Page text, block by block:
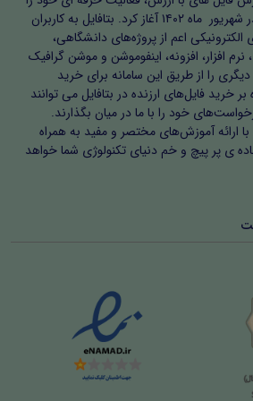
نمی آورد.
– عَنْهَا الغیاهب والإمْلَاقُ والعَدَمُ
حتى انکشفت عنهم الظلمات و
و أصبح عیشهم کریماً طیباً.
رخت بربسته و. زندگیشان رو به رفاه و
– إلى مکــــــــارم هــــذا ینتهی
با اخذ مجوزهای مربوطه در شهریور ماه ۱۴۰۲ آغاز کرد. بتافایل به کاربران
اعم از پروژه‌های دانشگاهی،
افزار، افزونه، اینفوموشن و موشن گرافیک
را از طریق این سامانه برای خرید
بر خرید فایل‌های ارزنده در بتافایل می توانند
خود را با ما در میان بگذارند.
ارائه آموزش‌های مختصر و مفید به همراه
ی پر پیچ و خم دنیای تکنولوژی شما خواهد